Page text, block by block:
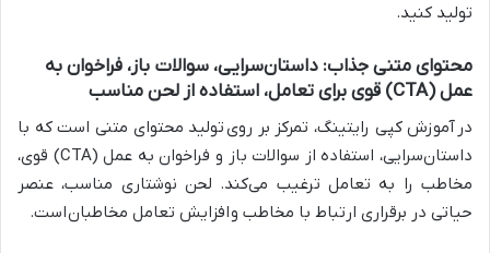
تولید کنید.
محتوای متنی جذاب: داستان‌سرایی، سوالات باز، فراخوان به
عمل (CTA) قوی برای تعامل، استفاده از لحن مناسب
در آموزش کپی رایتینگ، تمرکز بر رویتولید محتوای متنی است که با
داستان‌سرایی، استفاده از سوالات باز و فراخوان به عمل (CTA) قوی،
مخاطب را به تعامل ترغیب می‌کند. لحن نوشتاری مناسب، عنصر
حیاتی در برقراری ارتباط با مخاطب وافزایش تعامل مخاطباناست.